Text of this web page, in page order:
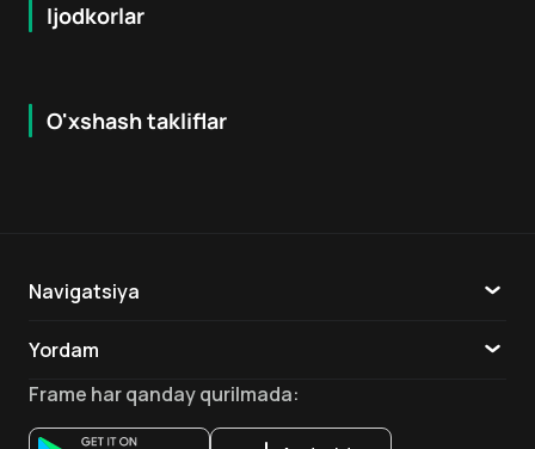
Ijodkorlar
O'xshash takliflar
16 + 7.9
Navigatsiya
Yordam
Aloqa
Ilovalar
Frame har qanday qurilmada: